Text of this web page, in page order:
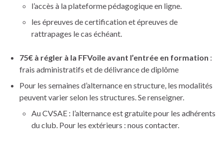
l’accès à la plateforme pédagogique en ligne.
les épreuves de certification et épreuves de
rattrapages le cas échéant.
75€ à régler à la FFVoile avant l’entrée en formation :
frais administratifs et de délivrance de diplôme
Pour les semaines d’alternance en structure, les modalités
peuvent varier selon les structures. Se renseigner.
Au CVSAE : l’alternance est gratuite pour les adhérents
du club. Pour les extérieurs : nous contacter.